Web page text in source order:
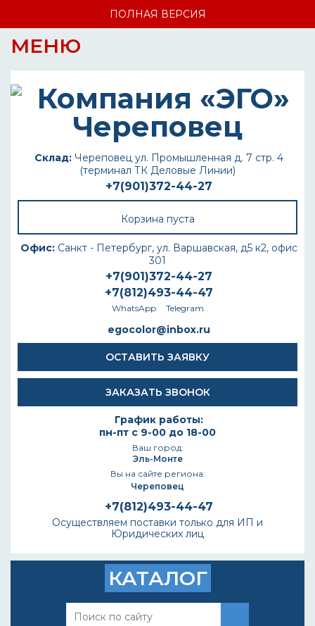
ПОЛНАЯ ВЕРСИЯ
МЕНЮ
Склад: Череповец ул. Промышленная д. 7 стр. 4
(терминал ТК Деловые Линии)
+7(901)372-44-27
Корзина пуста
Офис: Санкт - Петербург, ул. Варшавская, д5 к2, офис
301
+7(901)372-44-27
+7(812)493-44-47
WhatsApp Telegram
egocolor@inbox.ru
ОСТАВИТЬ ЗАЯВКУ
ЗАКАЗАТЬ ЗВОНОК
График работы:
пн-пт с 9-00 до 18-00
Ваш город:
Эль-Монте
Вы на сайте региона:
Череповец
+7(812)493-44-47
Осуществляем поставки только для ИП и
Юридических лиц
КАТАЛОГ